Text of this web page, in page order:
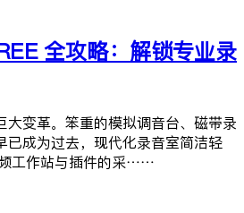
全攻略：解锁专业录
大变革。笨重的模拟调音台、磁带录
已成为过去，现代化录音室简洁轻
工作站与插件的采……